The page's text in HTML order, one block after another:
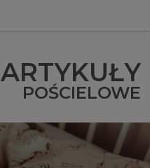
ARTYKUŁY
POŚCIELOWE